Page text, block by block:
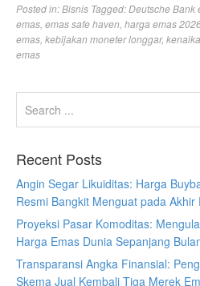
Posted in:Bisnis Tagged:Deutsche Bank
emas emas safe haven harga emas
emas kebijakan moneter longgar,
emas
Recent Posts
Angin Segar Likuiditas: Harga
Resmi Bangkit Menguat pada Akhir
Proyeksi Pasar Komoditas:
Harga Emas Dunia Sepanjang
Transparansi Angka Finansial:
Skema Jual Kembali Tiga Merek